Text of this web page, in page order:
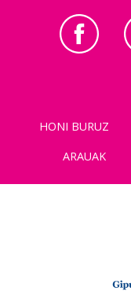
HONI BURUZ
ARAUAK